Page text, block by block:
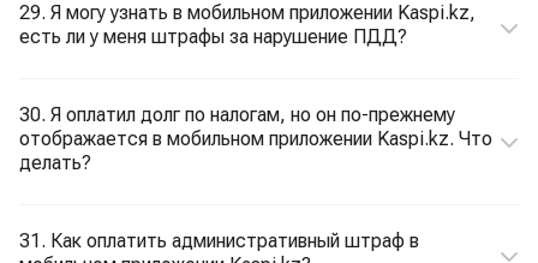
29. Я могу узнать в мобильном приложении Kaspi.kz,
есть ли у меня штрафы за нарушение ПДД?
30. Я оплатил долг по налогам, но он по-прежнему
отображается в мобильном приложении Kaspi.kz. Что
делать?
31. Как оплатить административный штраф в